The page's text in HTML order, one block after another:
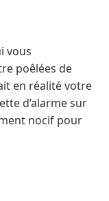
vous
poêlées de
en réalité votre
d’alarme sur
nocif pour